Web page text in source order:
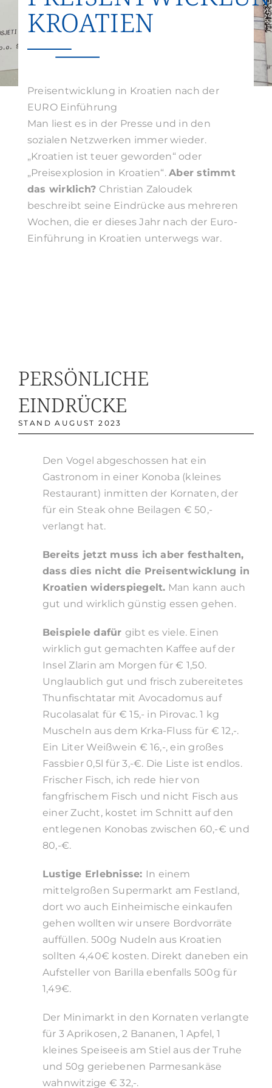
Suche
nach:
KROATIEN
Preisentwicklung in Kroatien nach der
EURO Einführung
Man liest es in der Presse und in den
sozialen Netzwerken immer wieder.
„Kroatien ist teuer geworden“ oder
„Preisexplosion in Kroatien“.Aber stimmt
das wirklich? Christian Zaloudek
beschreibt seine Eindrücke aus mehreren
Wochen, die er dieses Jahr nach der Euro-
Einführung in Kroatien unterwegs war.
PERSÖNLICHE
EINDRÜCKE
STAND AUGUST 2023
Den Vogel abgeschossen hat ein
Gastronom in einer Konoba (kleines
Restaurant) inmitten der Kornaten, der
für ein Steak ohne Beilagen € 50,-
verlangt hat.
Bereits jetzt muss ich aber festhalten,
dass dies nicht die Preisentwicklung in
Kroatien widerspiegelt. Man kann auch
gut und wirklich günstig essen gehen.
Beispiele dafür gibt es viele. Einen
wirklich gut gemachten Kaffee auf der
Insel Zlarin am Morgen für € 1,50.
Unglaublich gut und frisch zubereitetes
Thunfischtatar mit Avocadomus auf
Rucolasalat für € 15,- in Pirovac. 1 kg
Muscheln aus dem Krka-Fluss für € 12,-.
Ein Liter Weißwein € 16,-, ein großes
Fassbier 0,5l für 3,-€. Die Liste ist endlos.
Frischer Fisch, ich rede hier von
fangfrischem Fisch und nicht Fisch aus
einer Zucht, kostet im Schnitt auf den
entlegenen Konobas zwischen 60,-€ und
80,-€.
Lustige Erlebnisse: In einem
mittelgroßen Supermarkt am Festland,
dort wo auch Einheimische einkaufen
gehen wollten wir unsere Bordvorräte
auffüllen. 500g Nudeln aus Kroatien
sollten 4,40€ kosten. Direkt daneben ein
Aufsteller von Barilla ebenfalls 500g für
1,49€.
Der Minimarkt in den Kornaten verlangte
für 3 Aprikosen, 2 Bananen, 1 Apfel, 1
kleines Speiseeis am Stiel aus der Truhe
und 50g geriebenen Parmesankäse
wahnwitzige € 32,-.